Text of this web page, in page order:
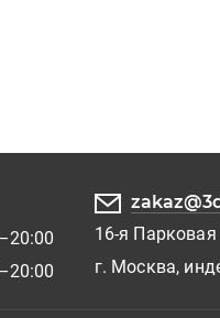
16-я Парковая
г. Москва,